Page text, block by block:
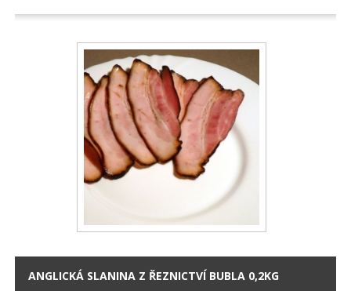
ANGLICKÁ SLANINA Z ŘEZNICTVÍ BUBLA 0,2KG